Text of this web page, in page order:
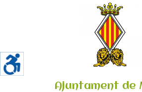
Ajuntament de